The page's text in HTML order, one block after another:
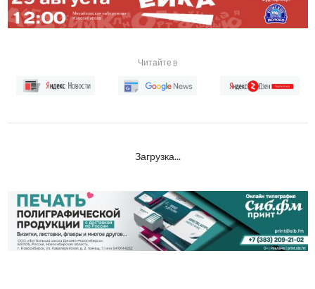
Читайте в
Загрузка...